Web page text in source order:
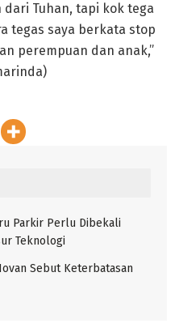
Tuhan, tapi kok tega
tegas saya berkata stop
perempuan dan anak,”
Parkir Perlu Dibekali
Teknologi
Sebut Keterbatasan